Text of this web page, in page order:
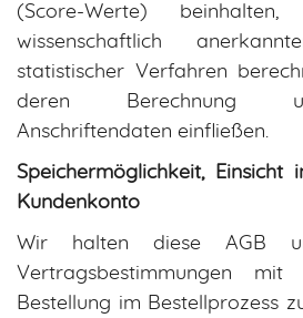
(Score-Werte)
wissenschaftlich
statistischer Verfahren
deren Berechnung
Anschriftendaten einfließen.
Speichermöglichkeit, Einsicht
Kundenkonto
Wir halten diese AGB
Vertragsbestimmungen
Bestellung im Bestellprozess